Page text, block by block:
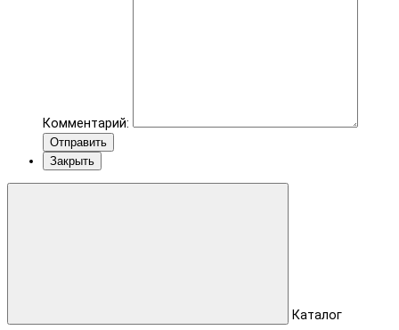
Комментарий:
Отправить
Закрыть
Каталог